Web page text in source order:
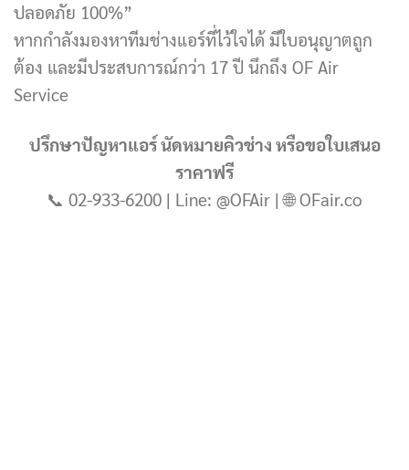
ปลอดภัย 100%”
หากกำลังมองหาทีมช่างแอร์ที่ไว้ใจได้ มีใบอนุญาตถูก
ต้อง และมีประสบการณ์กว่า 17 ปี นึกถึง OF Air
Service
ปรึกษาปัญหาแอร์ นัดหมายคิวช่าง หรือขอใบเสนอ
ราคาฟรี
📞 02-933-6200 | Line: @OFAir | 🌐 OFair.co